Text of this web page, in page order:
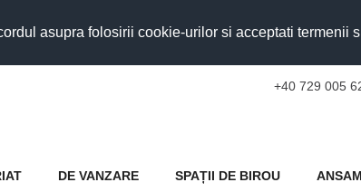
asupra folosirii cookie-urilor si acceptati termenii
+40 729 005
DE VANZARE SPAȚII DE BIROU